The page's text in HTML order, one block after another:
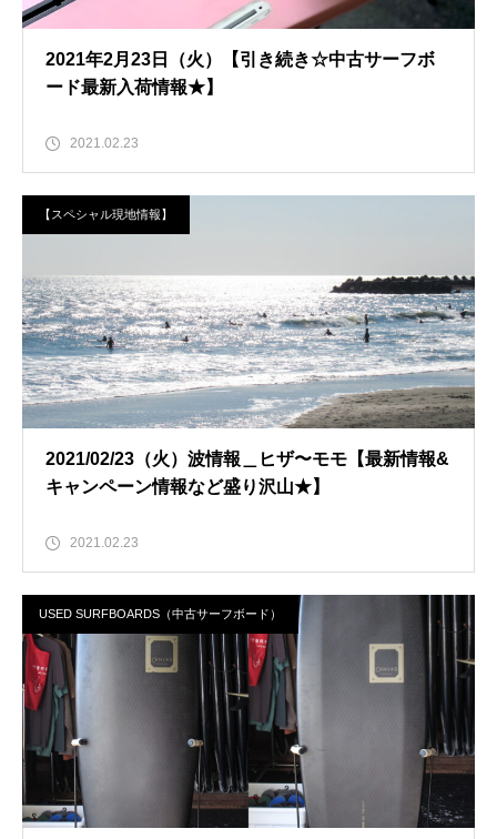
2021年2月23日（火）【引き続き☆中古サーフボ
ード最新入荷情報★】
2021.02.23
【スペシャル現地情報】
2021/02/23（火）波情報＿ヒザ〜モモ【最新情報&
キャンペーン情報など盛り沢山★】
2021.02.23
USED SURFBOARDS（中古サーフボード）